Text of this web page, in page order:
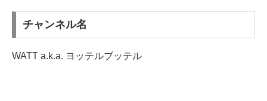
チャンネル名
WATT a.k.a. ヨッテルブッテル